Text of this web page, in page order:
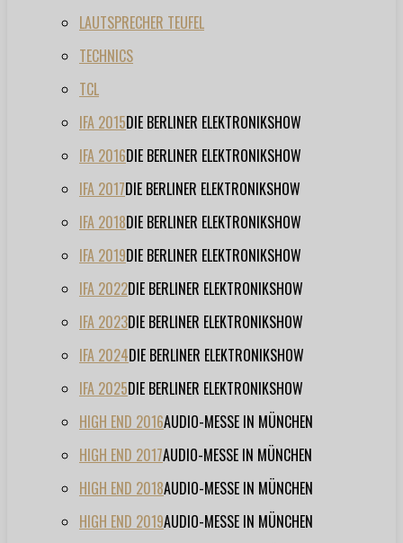
LAUTSPRECHER TEUFEL
TECHNICS
TCL
IFA 2015DIE BERLINER ELEKTRONIKSHOW
IFA 2016DIE BERLINER ELEKTRONIKSHOW
IFA 2017DIE BERLINER ELEKTRONIKSHOW
IFA 2018DIE BERLINER ELEKTRONIKSHOW
IFA 2019DIE BERLINER ELEKTRONIKSHOW
IFA 2022DIE BERLINER ELEKTRONIKSHOW
IFA 2023DIE BERLINER ELEKTRONIKSHOW
IFA 2024DIE BERLINER ELEKTRONIKSHOW
IFA 2025DIE BERLINER ELEKTRONIKSHOW
HIGH END 2016AUDIO-MESSE IN MÜNCHEN
HIGH END 2017AUDIO-MESSE IN MÜNCHEN
HIGH END 2018AUDIO-MESSE IN MÜNCHEN
HIGH END 2019AUDIO-MESSE IN MÜNCHEN